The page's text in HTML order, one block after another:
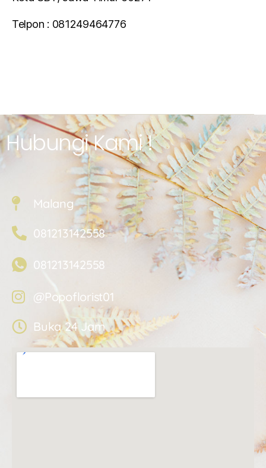
Telpon : 081249464776
Hubungi Kami !
Malang
081213142558
081213142558
@Popoflorist01
Buka 24 Jam